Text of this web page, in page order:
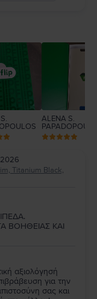
ALENA S.
2026
Titanium Black,
ΒΟΗΘΕΙΑΣ ΚΑΙ
αξιολόγησή
για την
σας και